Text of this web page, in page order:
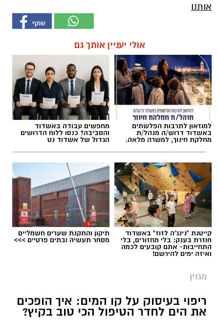
אותנו
אולי יעניין אותך גם
למוזאון לתרבות הפלשתים
באשדוד דרוש/ה מנהל/ת
מחלקת חינוך, למשרה מלאה.
מחפשים עבודה באשדוד
והסביבה? כנסו ללוח הדרושים
הגדול של אשדוד נט
קייטנת "נינג'ה לזוז" באשדוד
חוזרת בענק: בלי מחזורים, בלי
התחייבות- אתם קובעים לכמה
ואיזה ימים להירשם!
תיקון והתקנת שערים חשמליים
מסחר תעשיה ובתים פרטיים >>>
מגזין
ריפוי בעיסוק על קו המים: איך הופכים
את הים לחדר הטיפול הכי טוב בקיץ?